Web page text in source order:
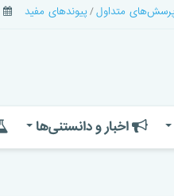
متداول پیوندهای مفید
اخبار و دانستنی‌ها